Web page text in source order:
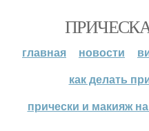
главная новости
как делать
прически и макияж